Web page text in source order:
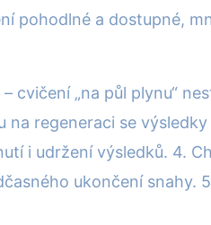
pohodlné a dostupné,
cvičení „na půl plynu“
na regeneraci se
i udržení výsledků. 4.
ukončení snahy.